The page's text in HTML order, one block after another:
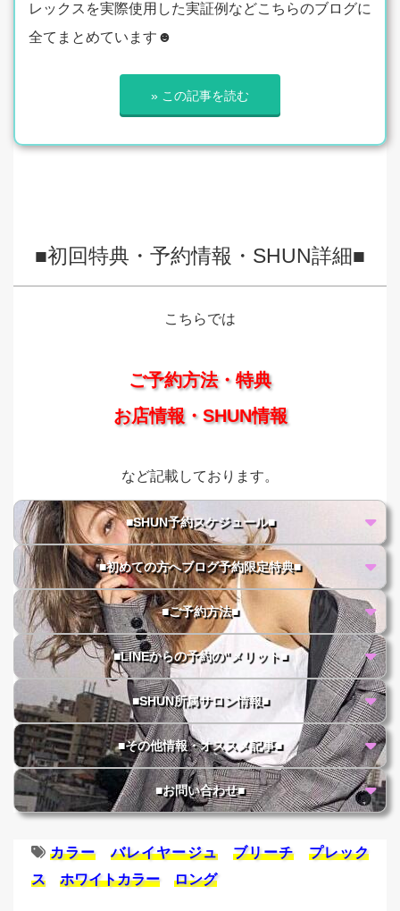
レックスを実際使用した実証例などこちらのブログに
全てまとめています☻
» この記事を読む
■初回特典・予約情報・SHUN詳細■
こちらでは
ご予約方法・特典
お店情報・SHUN情報
など記載しております。
■SHUN予約スケジュール■
■初めての方へブログ予約限定特典■
■ご予約方法■
■LINEからの予約の"メリット■
■SHUN所属サロン情報■
■その他情報・オススメ記事■
■お問い合わせ■
カラー バレイヤージュ ブリーチ
プレック
ス
ホワイトカラー ロング